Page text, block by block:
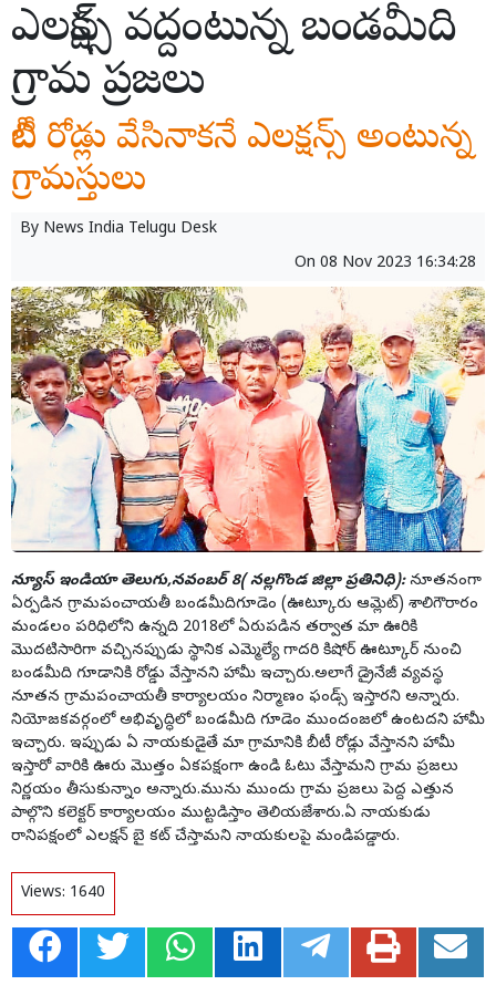
ఎలక్షన్స్ వద్దంటున్న బండమీది
గ్రామ ప్రజలు
బీటీ రోడ్లు వేసినాకనే ఎలక్షన్స్ అంటున్న
గ్రామస్తులు
By News India Telugu Desk
On 08 Nov 2023 16:34:28
న్యూస్ ఇండియా తెలుగు,నవంబర్ 8( నల్లగొండ జిల్లా ప్రతినిధి):నూతనంగా
ఏర్పడిన గ్రామపంచాయతీ బండమీదిగూడెం (ఊట్కూరు ఆమ్లెట్) శాలిగౌరారం
మండలం పరిధిలోని ఉన్నది 2018లో ఏరుపడిన తర్వాత మా ఊరికి
మొదటిసారిగా వచ్చినప్పుడు స్థానిక ఎమ్మెల్యే గాదరి కిషోర్ ఊట్కూర్ నుంచి
బండమీది గూడానికి రోడ్డు వేస్తానని హామీ ఇచ్చారు.అలాగే డ్రైనేజీ వ్యవస్థ
నూతన గ్రామపంచాయతీ కార్యాలయం నిర్మాణం ఫండ్స్ ఇస్తారని అన్నారు.
నియోజకవర్గంలో అభివృద్ధిలో బండమీది గూడెం ముందంజలో ఉంటదని హామీ
ఇచ్చారు. ఇప్పుడు ఏ నాయకుడైతే మా గ్రామానికి బీటీ రోడ్లు వేస్తానని హామీ
ఇస్తారో వారికి ఊరు మొత్తం ఏకపక్షంగా ఉండి ఓటు వేస్తామని గ్రామ ప్రజలు
నిర్ణయం తీసుకున్నాం అన్నారు.మును ముందు గ్రామ ప్రజలు పెద్ద ఎత్తున
పాల్గొని కలెక్టర్ కార్యాలయం ముట్టడిస్తాం తెలియజేశారు.ఏ నాయకుడు
రానిపక్షంలో ఎలక్షన్ బై కట్ చేస్తామని నాయకులపై మండిపడ్డారు.
Views: 1640